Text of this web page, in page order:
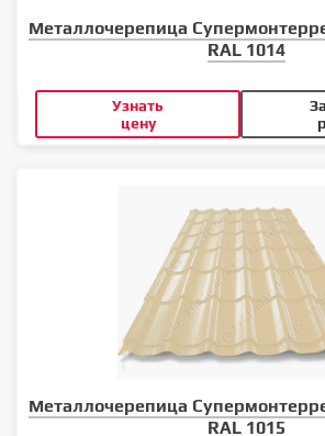
Металлочерепица
RAL 1014
Узнать
цену
Металлочерепица
RAL 1015